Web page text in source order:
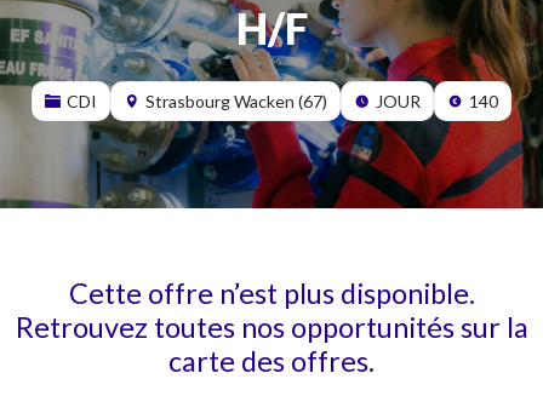
H/F
CDI Strasbourg Wacken (67) JOUR 140
Cette offre n’est plus disponible.
Retrouvez toutes nos opportunités sur la
carte des offres.